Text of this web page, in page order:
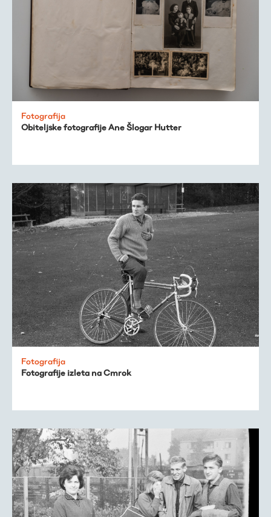
Fotografija
Obiteljske fotografije Ane Šlogar Hutter
Fotografija
Fotografije izleta na Cmrok